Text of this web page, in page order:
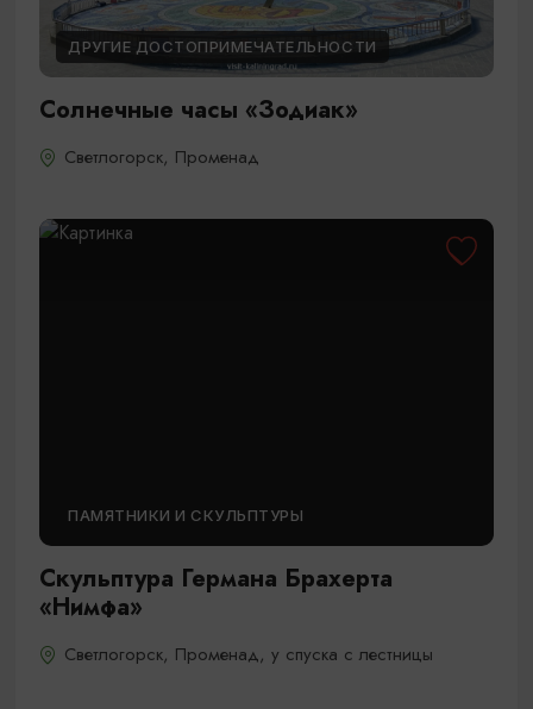
ДРУГИЕ ДОСТОПРИМЕЧАТЕЛЬНОСТИ
Солнечные часы «Зодиак»
Светлогорск, Променад
ПАМЯТНИКИ И СКУЛЬПТУРЫ
Скульптура Германа Брахерта
«Нимфа»
Светлогорск, Променад, у спуска с лестницы